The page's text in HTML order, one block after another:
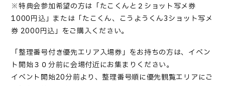
※特典会参加希望の方は「たこくんと２ショット写メ券
1000円込」または「たこくん、こうようくん3ショット写メ
券 2000円込」をご購入ください。
「整理番号付き優先エリア入場券」をお持ちの方は、イベン
ト開始３０分前に会場付近にお集まりください。
イベント開始20分前より、整理番号順に優先観覧エリアにご